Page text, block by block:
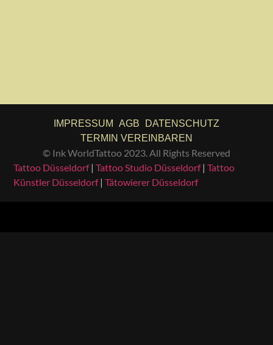
© Ink WorldTattoo 2023. All Rights Reserved
IMPRESSUM AGB
DATENSCHUTZ
TERMIN VEREINBAREN
Tattoo Düsseldorf|Tattoo Studio Düsseldorf|Tattoo
Künstler Düsseldorf|Tätowierer Düsseldorf